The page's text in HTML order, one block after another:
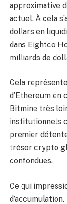
approximative
actuel. À cela
dollars en
dans Eightco
milliards de
Cela
d’Ethereum en
Bitmine très
institutionnels
premier
trésor crypto
confondues.
Ce qui